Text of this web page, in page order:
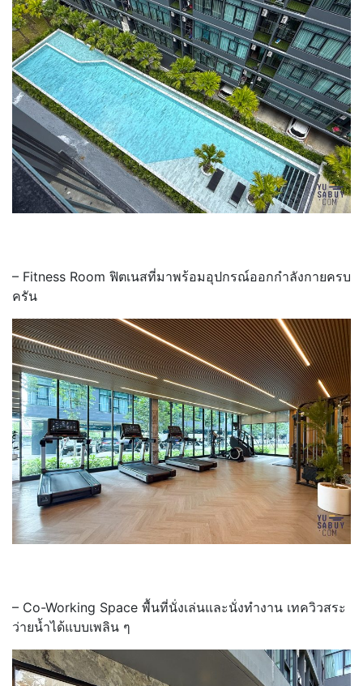
– Fitness Room ฟิตเนสที่มาพร้อมอุปกรณ์ออกกำลังกายครบ
ครัน
– Co-Working Space พื้นที่นั่งเล่นและนั่งทำงาน เทควิวสระ
ว่ายน้ำได้แบบเพลิน ๆ